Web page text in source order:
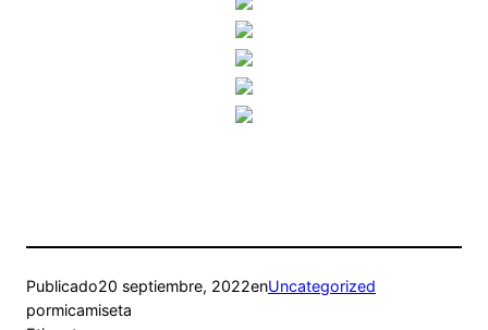
Publicado20 septiembre, 2022enUncategorized
pormicamiseta